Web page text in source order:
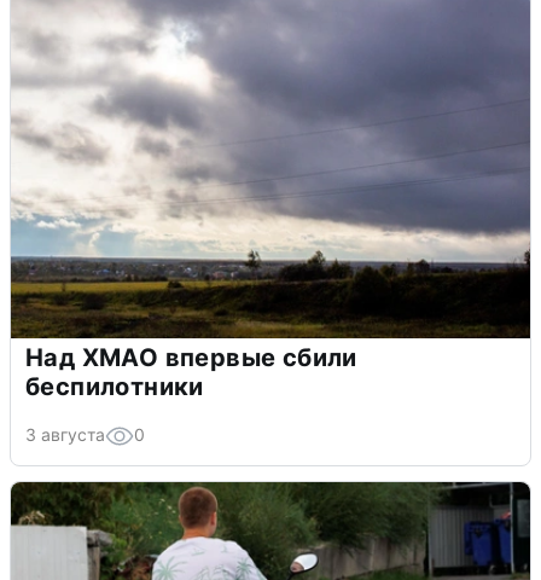
Над ХМАО впервые сбили
беспилотники
3 августа 0